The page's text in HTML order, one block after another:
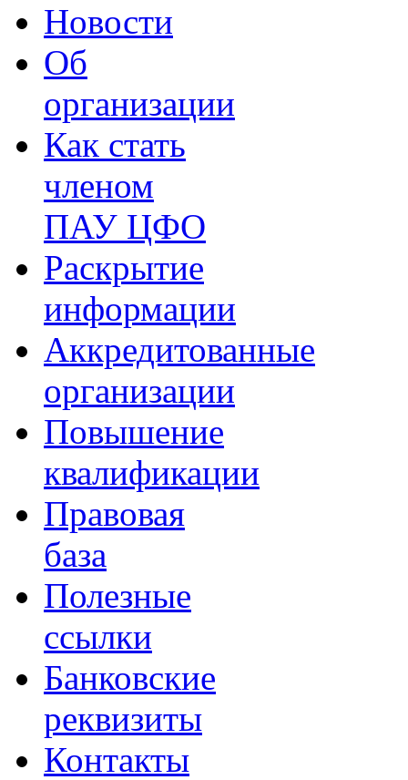
Новости
Об
организации
Как стать
членом
ПАУ ЦФО
Раскрытие
информации
Аккредитованные
организации
Повышение
квалификации
Правовая
база
Полезные
ссылки
Банковские
реквизиты
Контакты